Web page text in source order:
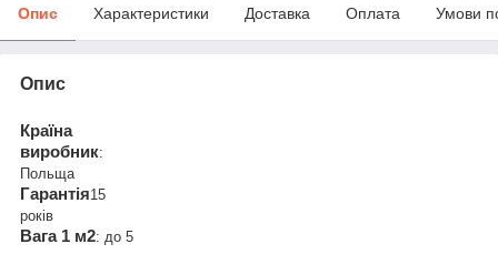
Опис Характеристики Доставка Оплата Умови
Опис
Країна
виробник:
Польща
Гарантія15
років
Вага 1 м2: до 5